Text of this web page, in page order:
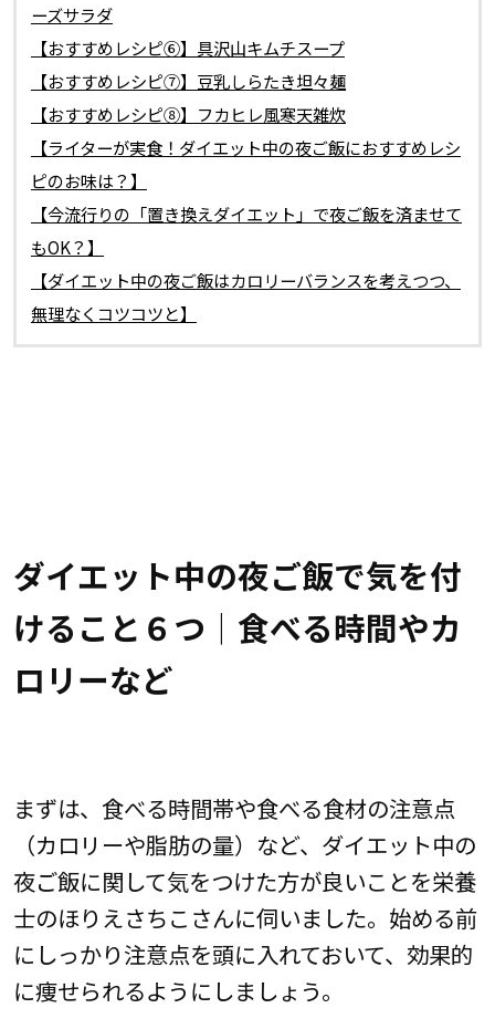
ーズサラダ
【おすすめレシピ⑥】具沢山キムチスープ
【おすすめレシピ⑦】豆乳しらたき坦々麺
【おすすめレシピ⑧】フカヒレ風寒天雑炊
【ライターが実食！ダイエット中の夜ご飯におすすめレシ
ピのお味は？】
【今流行りの「置き換えダイエット」で夜ご飯を済ませて
もOK？】
【ダイエット中の夜ご飯はカロリーバランスを考えつつ、
無理なくコツコツと】
ダイエット中の夜ご飯で気を付
けること６つ｜食べる時間やカ
ロリーなど
まずは、食べる時間帯や食べる食材の注意点
（カロリーや脂肪の量）など、ダイエット中の
夜ご飯に関して気をつけた方が良いことを栄養
士のほりえさちこさんに伺いました。始める前
にしっかり注意点を頭に入れておいて、効果的
に痩せられるようにしましょう。